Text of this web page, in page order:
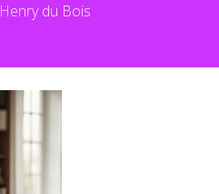
Henry du Bois